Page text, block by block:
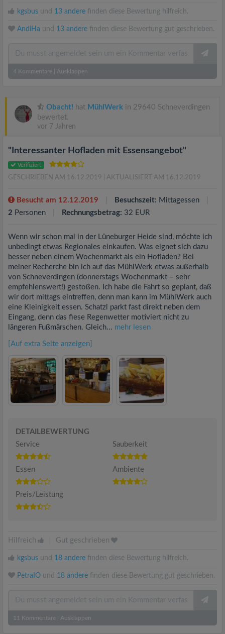
kgsbus und 13 andere finden diese Bewertung hilfreich.
AndiHa und 13 andere finden diese Bewertung gut geschrieben.
4 Kommentare Ausklappen
Obacht! hat MühlWerk in 29640 Schneverdingen
bewertet.
vor 7 Jahren
"Interessanter Hofladen mit Essensangebot"
Verifiziert
GESCHRIEBEN AM 16.12.2019 | AKTUALISIERT AM 16.12.2019
Besucht am 12.12.2019 Besuchszeit: Mittagessen
2 Personen Rechnungsbetrag: 32 EUR
Wenn wir schon mal in der Lüneburger Heide sind, möchte ich
unbedingt etwas Regionales einkaufen. Was eignet sich dazu
besser neben einem Wochenmarkt als ein Hofladen? Bei
meiner Recherche bin ich auf das MühlWerk etwas außerhalb
von Schneverdingen (donnerstags Wochenmarkt – sehr
empfehlenswert!) gestoßen. Ich habe die Fahrt so geplant, daß
wir dort mittags eintreffen, denn man kann im MühlWerk auch
eine Kleinigkeit essen. Schatzl parkt fast direkt neben dem
Eingang, denn das fiese Regenwetter motiviert nicht zu
längeren Fußmärschen. Gleich... mehr lesen
[Auf extra Seite anzeigen]
DETAILBEWERTUNG
Service
Sauberkeit
Essen Ambiente
Preis/Leistung
Hilfreich Gut geschrieben
kgsbus und 18 andere finden diese Bewertung hilfreich.
PetraIO und 18 andere finden diese Bewertung gut geschrieben.
11 Kommentare Ausklappen